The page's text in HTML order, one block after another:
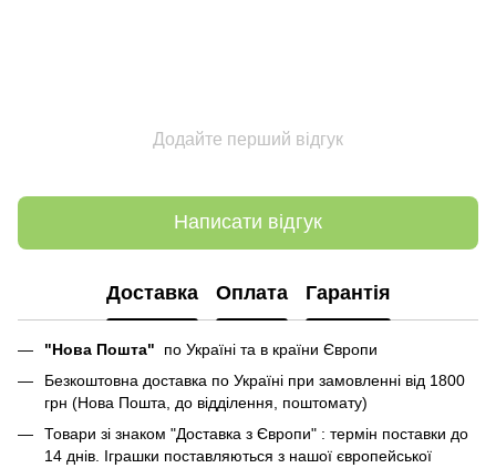
Додайте перший відгук
Написати відгук
Доставка Оплата Гарантія
"Нова Пошта" по Україні та в країни Європи
Безкоштовна доставка по Україні при замовленні від 1800
грн (Нова Пошта, до відділення, поштомату)
Товари зі знаком "Доставка з Європи" : термін поставки до
14 днів. Іграшки поставляються з нашої європейської